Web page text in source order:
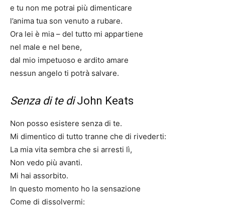
e tu non me potrai più dimenticare
l’anima tua son venuto a rubare.
Ora lei è mia – del tutto mi appartiene
nel male e nel bene,
dal mio impetuoso e ardito amare
nessun angelo ti potrà salvare.
Senza di te diJohn Keats
Non posso esistere senza di te.
Mi dimentico di tutto tranne che di rivederti:
La mia vita sembra che si arresti lì,
Non vedo più avanti.
Mi hai assorbito.
In questo momento ho la sensazione
Come di dissolvermi: